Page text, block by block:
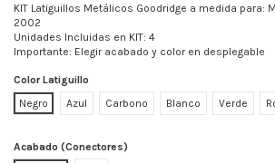
KIT Latiguillos Metálicos Goodridge a medida para:
2002
Unidades Incluidas en KIT: 4
Importante: Elegir acabado y color en desplegable
Color Latiguillo
Negro
Azul Carbono Blanco Verde
Acabado (Conectores)